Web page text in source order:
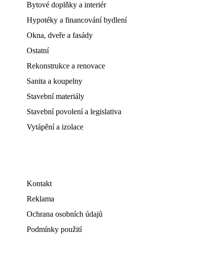
Bytové doplňky a interiér
Hypotéky a financování bydlení
Okna, dveře a fasády
Ostatní
Rekonstrukce a renovace
Sanita a koupelny
Stavební materiály
Stavební povolení a legislativa
Vytápění a izolace
Kontakt
Reklama
Ochrana osobních údajů
Podmínky použití